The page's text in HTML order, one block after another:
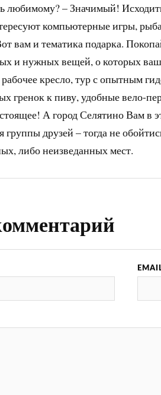
любимому? – Значимый!
компьютерные игры,
вам и тематика подарка.
и нужных вещей, о которых
кресло, тур с опытным
гренок к пиву, удобные вело-
А город Селятино Вам в
группы друзей – тогда не
либо неизведанных мест.